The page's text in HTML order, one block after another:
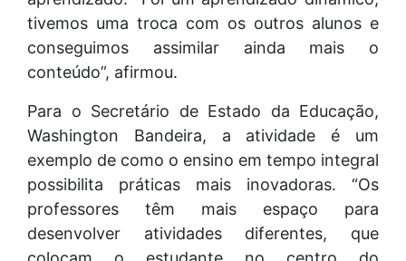
tivemos uma troca com os outros alunos e
conseguimos assimilar ainda mais o
conteúdo”, afirmou.
Para o Secretário de Estado da Educação,
Washington Bandeira, a atividade é um
exemplo de como o ensino em tempo integral
possibilita práticas mais inovadoras. “Os
professores têm mais espaço para
desenvolver atividades diferentes, que